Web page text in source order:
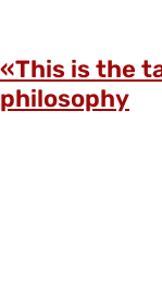
«This is the
philosophy